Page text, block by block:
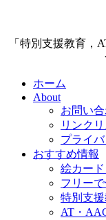
「特別支援教育，
ホーム
About
お問い
リンク
プライ
おすすめ情報
絵カー
フリー
特別支
AT・